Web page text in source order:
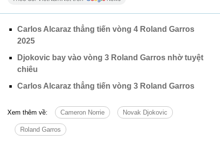
Carlos Alcaraz thẳng tiến vòng 4 Roland Garros
2025
Djokovic bay vào vòng 3 Roland Garros nhờ tuyệt
chiêu
Carlos Alcaraz thẳng tiến vòng 3 Roland Garros
Xem thêm về: Cameron Norrie Novak Djokovic
Roland Garros